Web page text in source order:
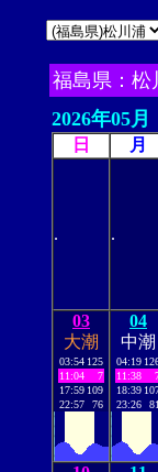
福島県：松
2026年05月
日 月
. .
03
大潮
03:54 125
11:04
7
17:59 109
22:57
76
04
中潮
04:19
11:38
18:39
23:26
81